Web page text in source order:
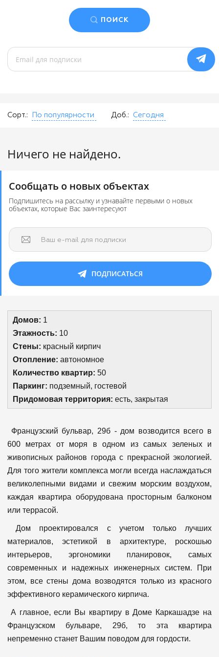
ПОИСК
Сорт.: По популярности Доб.: Сегодня
Ничего не найдено.
Сообщать о новых объектах
Подпишитесь на рассылку и узнавайте первыми о новых
объектах, которые Вас заинтересуют
Ваш e-mail для подписки
ПОДПИСАТЬСЯ
Домов: 1
Этажность: 10
Стены: красный кирпич
Отопление: автономное
Количество квартир: 50
Паркинг: подземный, гостевой
Придомовая территория: есть, закрытая
Французский бульвар, 29б - дом возводится всего в
600 метрах от моря в одном из самых зеленых и
живописных районов города с прекрасной экологией.
Для того жители комплекса могли всегда наслаждаться
великолепными видами и свежим морским воздухом,
каждая квартира оборудована просторным балконом
или террасой.
Дом проектировался с учетом только лучших
материалов, эстетикой в архитектуре, роскошью
интерьеров, эргономики планировок, самых
современных и надежных инженерных систем. При
этом, все стены дома возводятся только из красного
эффективного керамического кирпича.
А главное, если Вы квартиру в Доме Каркашадзе на
Французском бульваре, 29б, то эта квартира
непременно станет Вашим поводом для гордости.